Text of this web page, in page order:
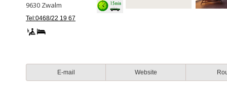
9630 Zwalm
Tel:0468/22 19 67
E-mail Website